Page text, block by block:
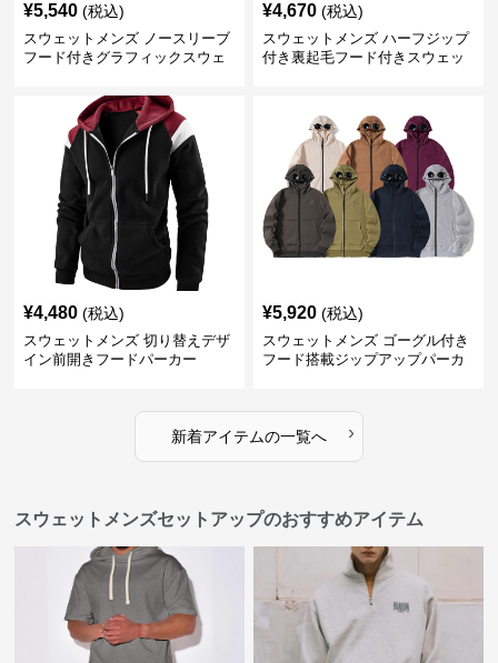
¥5,540 (税込)
スウェットメンズ ノースリーブ
フード付きグラフィックスウェ
¥4,670 (税込)
スウェットメンズ ハーフジップ
付き裏起毛フード付きスウェッ
¥4,480 (税込)
スウェットメンズ 切り替えデザ
イン前開きフードパーカー
¥5,920 (税込)
スウェットメンズ ゴーグル付き
フード搭載ジップアップパーカ
新着アイテムの一覧へ ›
スウェットメンズセットアップのおすすめアイテム